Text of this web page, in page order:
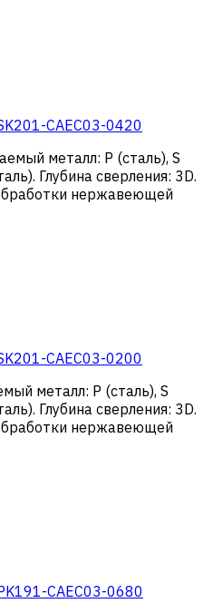
CAEC03-0420
металл: Р (сталь), S
. Глубина сверления: 3D.
нержавеющей
CAEC03-0200
металл: Р (сталь), S
. Глубина сверления: 3D.
нержавеющей
CAEC03-0680